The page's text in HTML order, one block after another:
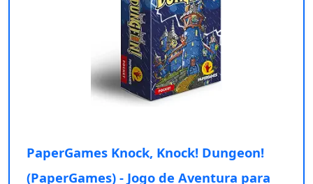
PaperGames Knock, Knock! Dungeon!
(PaperGames) - Jogo de Aventura para